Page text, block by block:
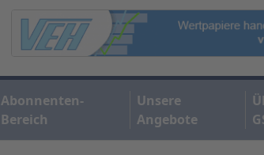
Abonnenten-
Bereich
Unsere
Angebote